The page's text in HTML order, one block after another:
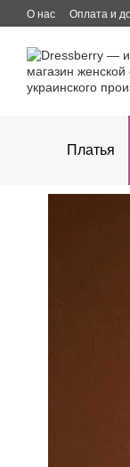
Перейти к
О нас Оплата и
Платья